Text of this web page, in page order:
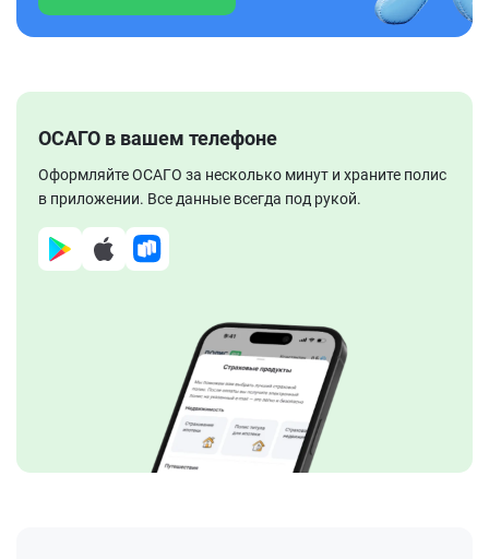
ОСАГО в вашем телефоне
Оформляйте ОСАГО за несколько минут и храните полис
в приложении. Все данные всегда под рукой.